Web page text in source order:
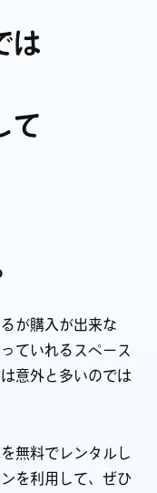
は
て
が購入が出来な
ていれるスペース
意外と多いのでは
無料でレンタルし
を利用して、ぜひ